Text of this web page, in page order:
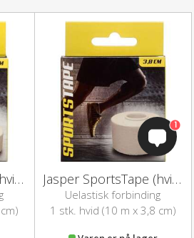
Jasper SportsTape (hvid - 2,5 cm) Jasper SportsTape (hvid - 3,8 cm)
Uelastisk forbinding
1 stk. hvid (10 m x 3,8 cm)
1